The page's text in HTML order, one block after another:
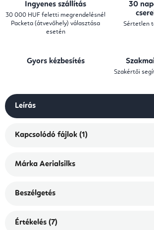
Ingyenes szállítás
30 000 HUF feletti megrendelésnél
Packeta (átvevőhely) választása
esetén
30
Sértetlen
Gyors kézbesítés
Szakértői
Leírás
Kapcsolódó fájlok (1)
Márka Aerialsilks
Beszélgetés
Értékelés (7)